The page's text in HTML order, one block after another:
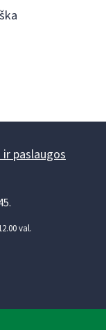
paslaugos
val.